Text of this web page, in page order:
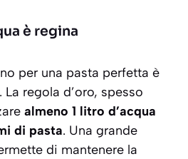
è regina
per una pasta perfetta è
regola d’oro, spesso
almeno 1 litro d’acqua
di pasta. Una grande
di mantenere la